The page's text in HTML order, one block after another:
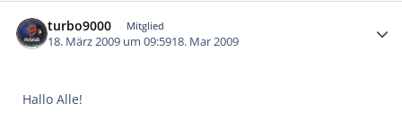
turbo9000 Mitglied
18. März 2009 um 09:5918. Mar 2009
Hallo Alle!